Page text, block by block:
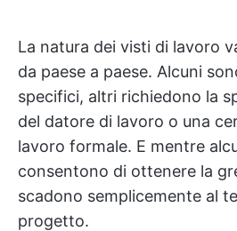
La natura dei visti di lavoro
da paese a paese. Alcuni
specifici, altri richiedono la
del datore di lavoro o una
lavoro formale. E mentre
consentono di ottenere la
scadono semplicemente al
progetto.